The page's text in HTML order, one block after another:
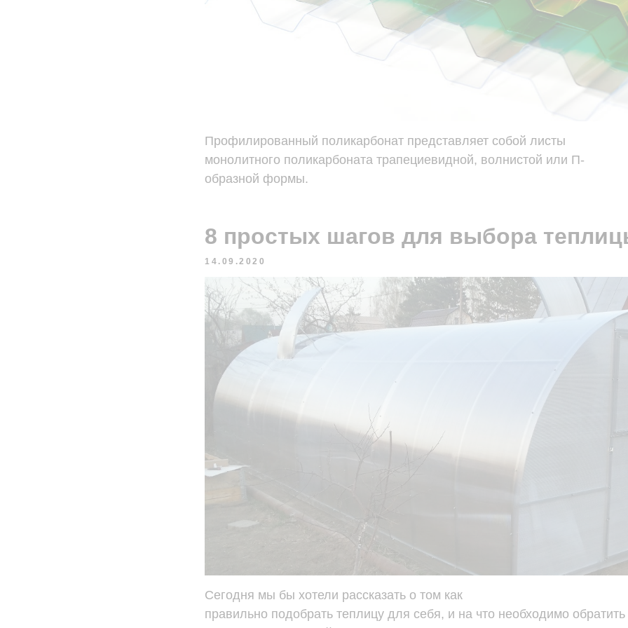
Профилированный поликарбонат представляет собой листы
монолитного поликарбоната трапециевидной, волнистой или П-
образной формы.
8 простых шагов для выбора
14.09.2020
Сегодня мы бы хотели рассказать о том как
правильно подобрать теплицу для себя, и на что необходимо обратить